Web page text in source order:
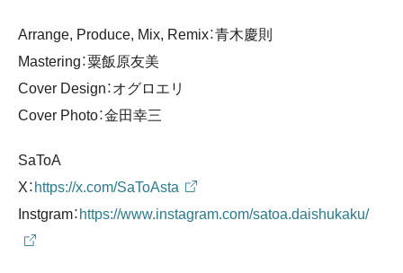
Arrange, Produce, Mix, Remix：青木慶則
Mastering：粟飯原友美
Cover Design：オグロエリ
Cover Photo：金田幸三
SaToA
X：https://x.com/SaToAsta
Instgram：https://www.instagram.com/satoa.daishukaku/